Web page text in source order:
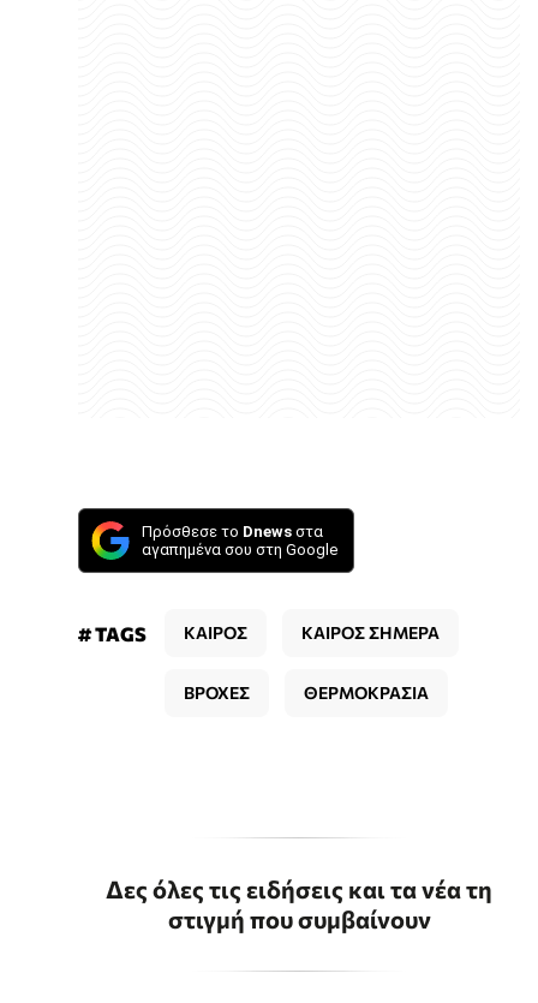
Πρόσθεσε το Dnews στα
αγαπημένα σου στη Google
# TAGS ΚΑΙΡΟΣ ΚΑΙΡΟΣ ΣΗΜΕΡΑ
ΒΡΟΧΕΣ ΘΕΡΜΟΚΡΑΣΙΑ
Δες όλες τις ειδήσεις και τα νέα τη
στιγμή που συμβαίνουν